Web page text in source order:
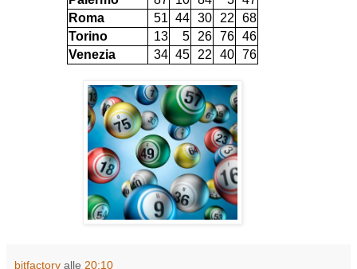
Roma
51 44 30 22
68
Torino
13 5 26 76 46
Venezia
34 45 22 40 76
bitfactory alle 20:10